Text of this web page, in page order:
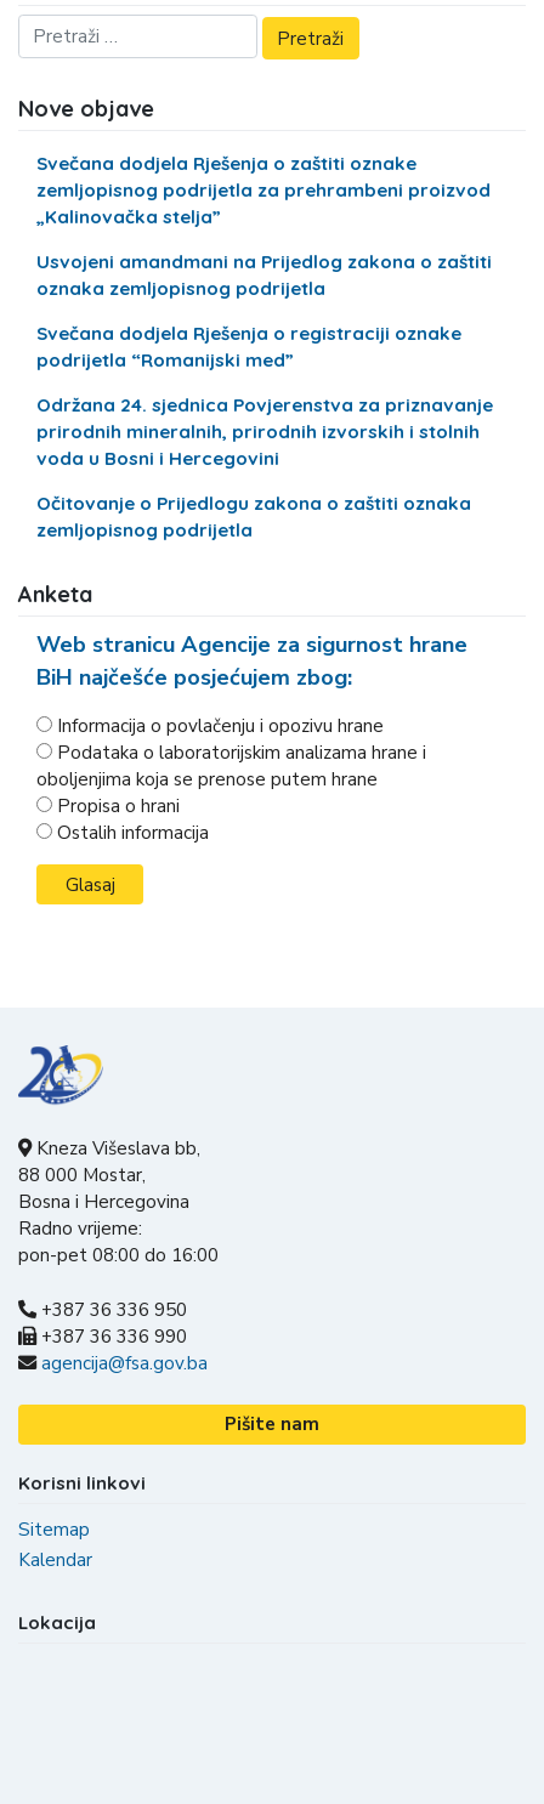
Nove objave
Svečana dodjela Rješenja o zaštiti oznake
zemljopisnog podrijetla za prehrambeni proizvod
„Kalinovačka stelja”
Usvojeni amandmani na Prijedlog zakona o zaštiti
oznaka zemljopisnog podrijetla
Svečana dodjela Rješenja o registraciji oznake
podrijetla “Romanijski med”
Održana 24. sjednica Povjerenstva za priznavanje
prirodnih mineralnih, prirodnih izvorskih i stolnih
voda u Bosni i Hercegovini
Očitovanje o Prijedlogu zakona o zaštiti oznaka
zemljopisnog podrijetla
Anketa
Web stranicu Agencije za sigurnost hrane
BiH najčešće posjećujem zbog:
Informacija o povlačenju i opozivu hrane
Podataka o laboratorijskim analizama hrane i
oboljenjima koja se prenose putem hrane
Propisa o hrani
Ostalih informacija
Kneza Višeslava bb,
88 000 Mostar,
Bosna i Hercegovina
Radno vrijeme:
pon-pet 08:00 do 16:00
+387 36 336 950
+387 36 336 990
agencija@fsa.gov.ba
Pišite nam
Korisni linkovi
Sitemap
Kalendar
Lokacija